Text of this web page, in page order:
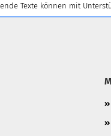
Texte können mit